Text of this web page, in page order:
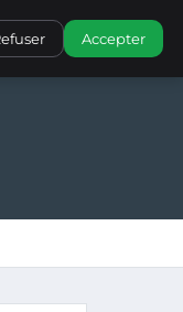
Accepter